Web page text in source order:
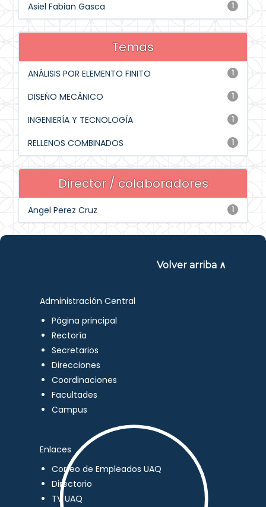
1
Asiel Fabian Gasca
Temas
1
ANÁLISIS POR ELEMENTO FINITO
1
DISEÑO MECÁNICO
1
INGENIERÍA Y TECNOLOGÍA
1
RELLENOS COMBINADOS
Director / colaboradores
1
Angel Perez Cruz
Volver arriba ∧
Administración Central
Página principal
Rectoría
Secretarios
Direcciones
Coordinaciones
Facultades
Campus
Enlaces
Correo de Empleados UAQ
Directorio
TV UAQ